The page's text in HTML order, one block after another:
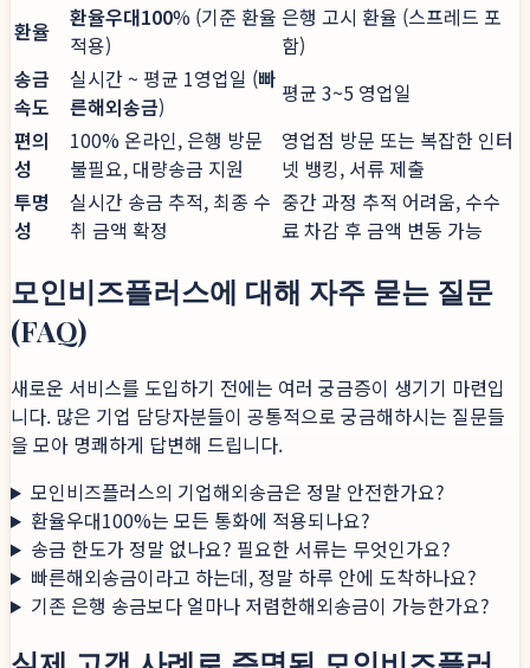
환율 환율우대100% (기준 환율
적용)
은행 고시 환율 (스프레드 포
함)
송금
속도
실시간 ~ 평균 1영업일 (빠
른해외송금)
평균 3~5 영업일
편의
성
100% 온라인, 은행 방문
불필요, 대량송금 지원
영업점 방문 또는 복잡한 인터
넷 뱅킹, 서류 제출
투명
성
실시간 송금 추적, 최종 수
취 금액 확정
중간 과정 추적 어려움, 수수
료 차감 후 금액 변동 가능
모인비즈플러스에 대해 자주 묻는 질문
(FAQ)
새로운 서비스를 도입하기 전에는 여러 궁금증이 생기기 마련입
니다. 많은 기업 담당자분들이 공통적으로 궁금해하시는 질문들
을 모아 명쾌하게 답변해 드립니다.
모인비즈플러스의 기업해외송금은 정말 안전한가요?
환율우대100%는 모든 통화에 적용되나요?
송금 한도가 정말 없나요? 필요한 서류는 무엇인가요?
빠른해외송금이라고 하는데, 정말 하루 안에 도착하나요?
기존 은행 송금보다 얼마나 저렴한해외송금이 가능한가요?